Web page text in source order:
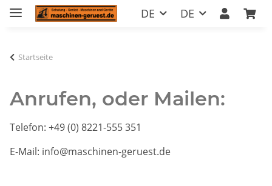
DE DE
Startseite
Anrufen, oder Mailen:
Telefon: +49 (0) 8221-555 351
E-Mail: info@maschinen-geruest.de